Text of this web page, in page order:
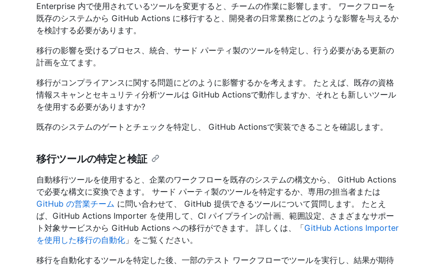
Enterprise 内で使用されているツールを変更すると、チームの作業に影響します。 ワークフローを
既存のシステムから GitHub Actions に移行すると、開発者の日常業務にどのような影響を与えるか
を検討する必要があります。
移行の影響を受けるプロセス、統合、サード パーティ製のツールを特定し、行う必要がある更新の
計画を立てます。
移行がコンプライアンスに関する問題にどのように影響するかを考えます。 たとえば、既存の資格
情報スキャンとセキュリティ分析ツールは GitHub Actionsで動作しますか、それとも新しいツール
を使用する必要がありますか?
既存のシステムのゲートとチェックを特定し、 GitHub Actionsで実装できることを確認します。
移行ツールの特定と検証
自動移行ツールを使用すると、企業のワークフローを既存のシステムの構文から、 GitHub Actions
で必要な構文に変換できます。 サード パーティ製のツールを特定するか、専用の担当者または
GitHub の営業チーム に問い合わせて、 GitHub 提供できるツールについて質問します。 たとえ
ば、GitHub Actions Importer を使用して、CI パイプラインの計画、範囲設定、さまざまなサポー
ト対象サービスから GitHub Actions への移行ができます。 詳しくは、「GitHub Actions Importer
を使用した移行の自動化 」をご覧ください。
移行を自動化するツールを特定した後、一部のテスト ワークフローでツールを実行し、結果が期待